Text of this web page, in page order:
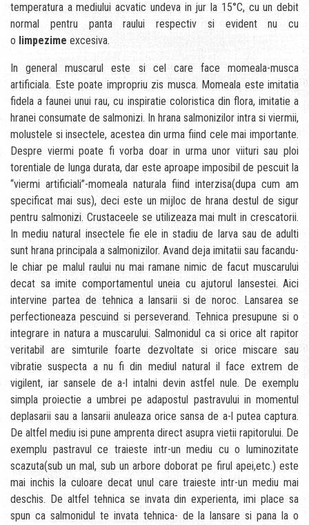
temperatura a mediului acvatic undeva in jur la 15°C, cu un debit
normal pentru panta raului respectiv si evident nu cu
o limpezime excesiva.
In general muscarul este si cel care face momeala-musca
artificiala. Este poate impropriu zis musca. Momeala este imitatia
fidela a faunei unui rau, cu inspiratie coloristica din flora, imitatie a
hranei consumate de salmonizi. In hrana salmonizilor intra si viermii,
molustele si insectele, acestea din urma fiind cele mai importante.
Despre viermi poate fi vorba doar in urma unor viituri sau ploi
torentiale de lunga durata, dar este aproape imposibil de pescuit la
“viermi artificiali”-momeala naturala fiind interzisa(dupa cum am
specificat mai sus), deci este un mijloc de hrana destul de sigur
pentru salmonizi. Crustaceele se utilizeaza mai mult in crescatorii.
In mediu natural insectele fie ele in stadiu de larva sau de adulti
sunt hrana principala a salmonizilor. Avand deja imitatii sau facandu-
le chiar pe malul raului nu mai ramane nimic de facut muscarului
decat sa imite comportamentul uneia cu ajutorul lansestei. Aici
intervine partea de tehnica a lansarii si de noroc. Lansarea se
perfectioneaza pescuind si perseverand. Tehnica presupune si o
integrare in natura a muscarului. Salmonidul ca si orice alt rapitor
veritabil are simturile foarte dezvoltate si orice miscare sau
vibratie suspecta a nu fi din mediul natural il face extrem de
vigilent, iar sansele de a-l intalni devin astfel nule. De exemplu
simpla proiectie a umbrei pe adapostul pastravului in momentul
deplasarii sau a lansarii anuleaza orice sansa de a-l putea captura.
De altfel mediu isi pune amprenta direct asupra vietii rapitorului. De
exemplu pastravul ce traieste intr-un mediu cu o luminozitate
scazuta(sub un mal, sub un arbore doborat pe firul apei,etc.) este
mai inchis la culoare decat unul care traieste intr-un mediu mai
deschis. De altfel tehnica se invata din experienta, imi place sa
spun ca salmonidul te invata tehnica- de la lansare si pana la o